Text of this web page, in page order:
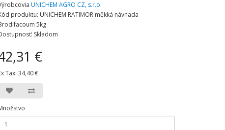
UNICHEM AGRO CZ, s.r.o.
produktu: UNICHEM RATIMOR měkká návnada
5kg
Skladom
€
Tax: 34,40 €